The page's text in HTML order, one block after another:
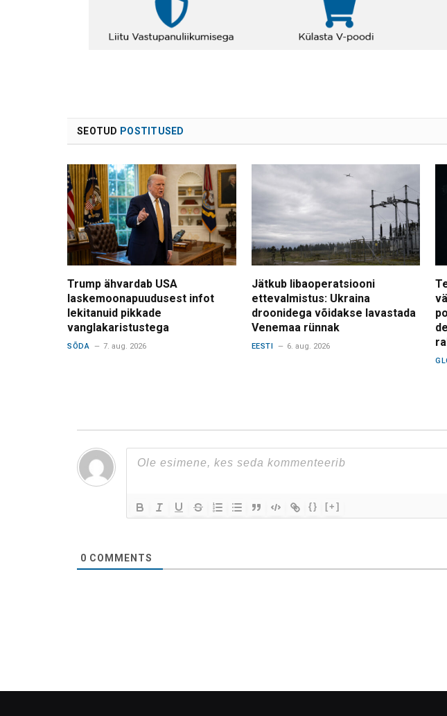
SEOTUD POSTITUSED
Trump ähvardab USA
laskemoonapuudusest infot
lekitanuid pikkade
vanglakaristustega
SÕDA 7. aug. 2026
Jätkub libaoperatsiooni
ettevalmistus: Ukraina
droonidega võidakse lavastada
Venemaa rünnak
EESTI 6. aug. 2026
{} [+]
0 COMMENTS